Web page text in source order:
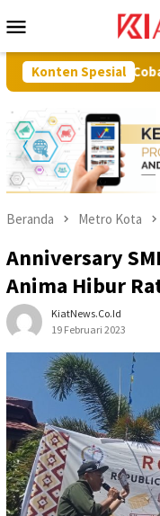
ke
Mobile
Konten Spesial
Coba Layanan
Beranda Metro Kota
Anniversary
Anima Hibur
KiatNews.co.id
19 Februari 2023